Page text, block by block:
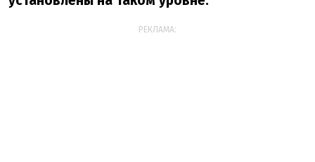
РЕКЛАМА: